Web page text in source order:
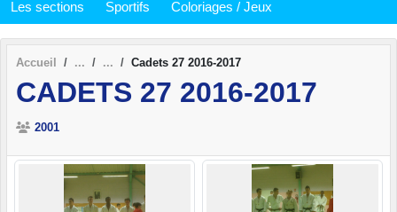
Les sections Sportifs Coloriages / Jeux
Accueil Cadets 27 2016-2017
CADETS 27 2016-2017
2001